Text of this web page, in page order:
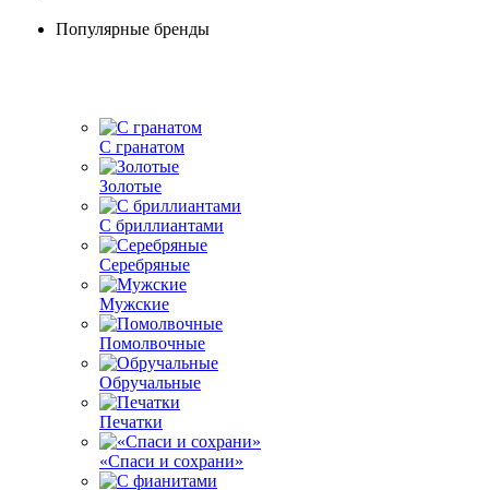
Популярные бренды
С гранатом
Золотые
С бриллиантами
Серебряные
Мужские
Помолвочные
Обручальные
Печатки
«Спаси и сохрани»